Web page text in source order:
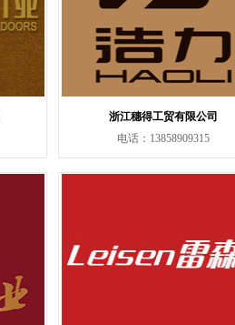
浙江穗得工贸有限公司
电话：13858909315